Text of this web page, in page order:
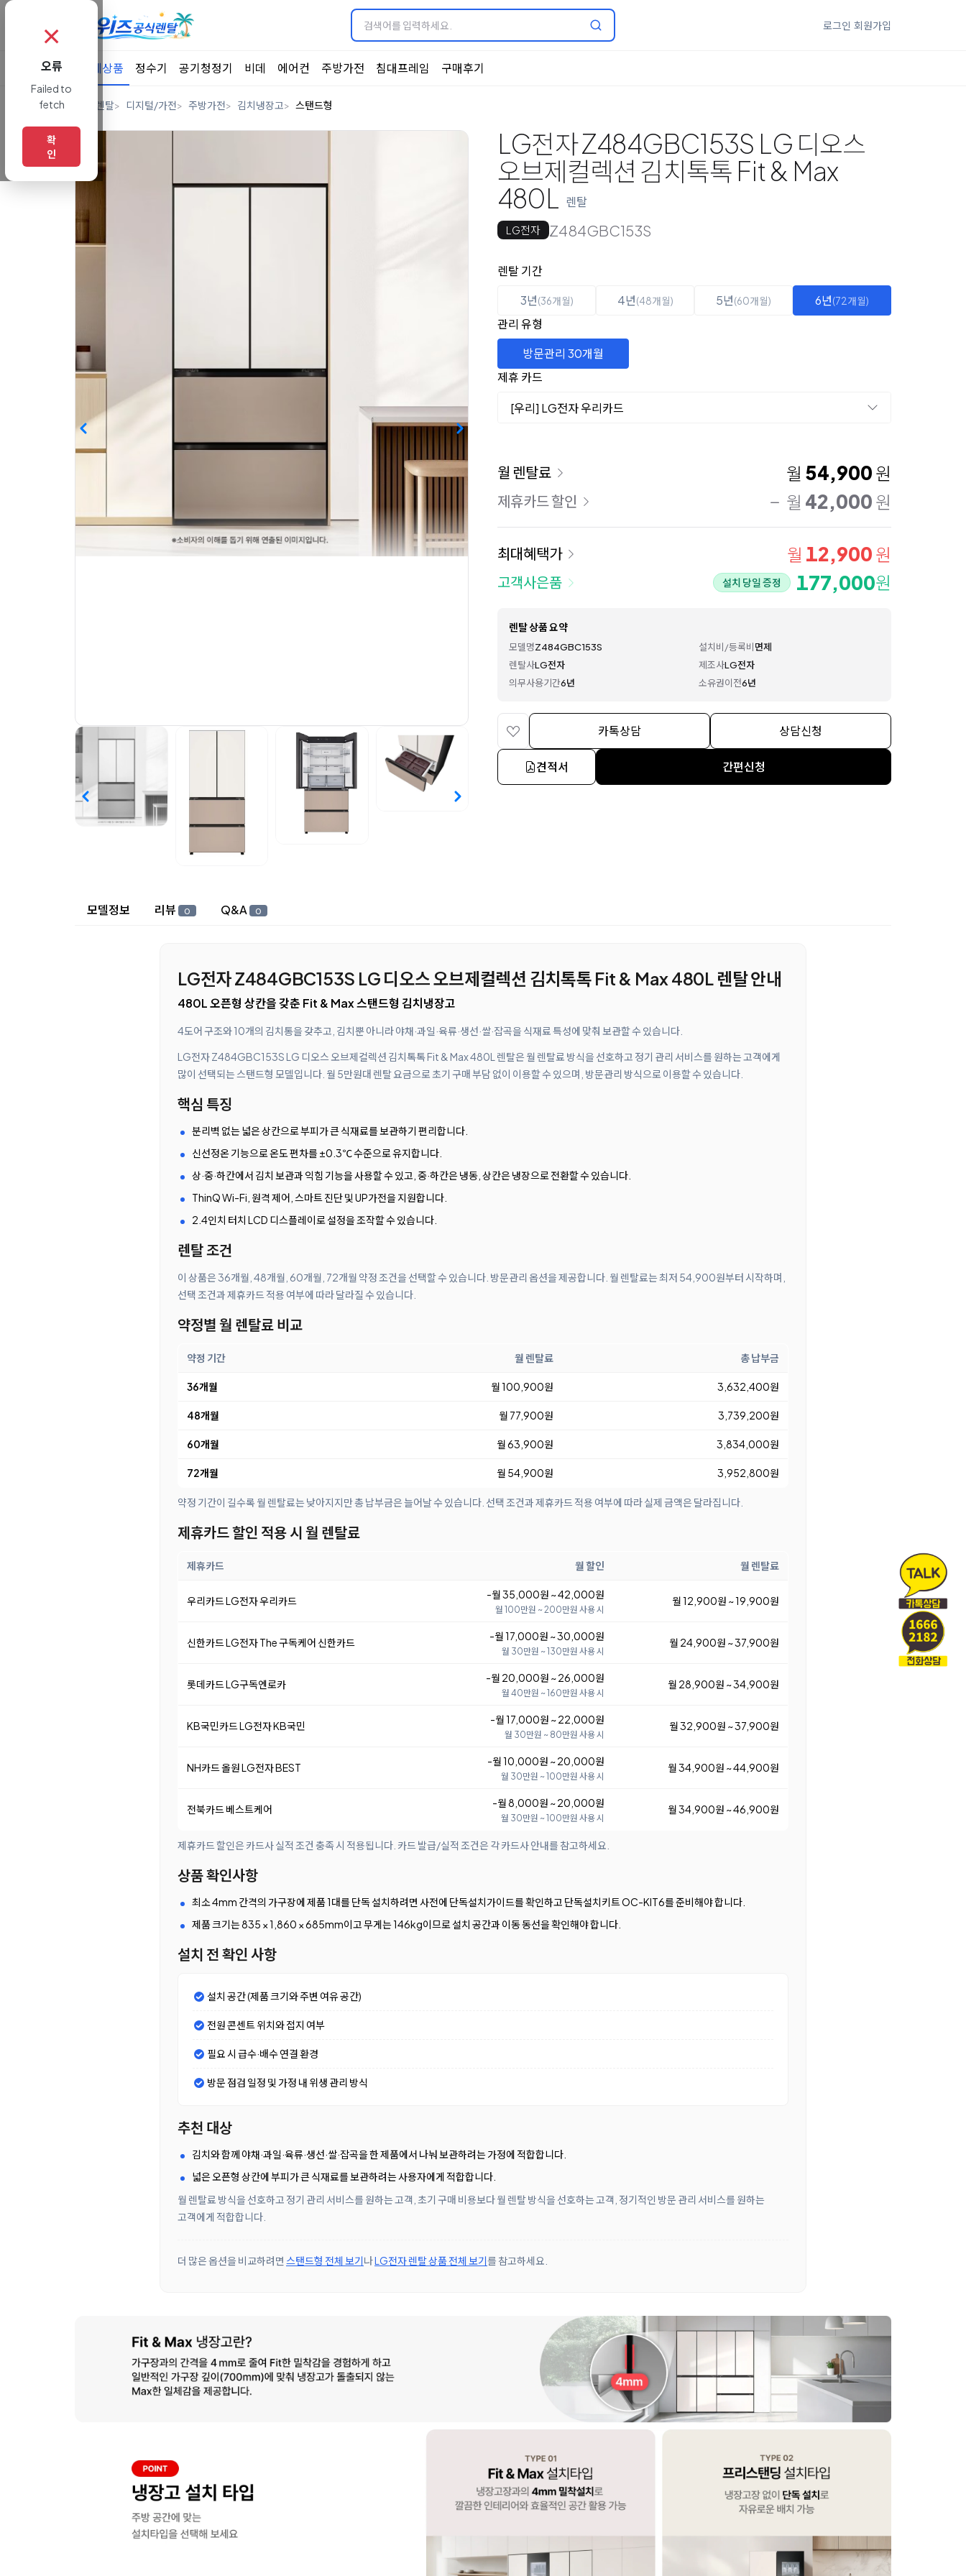
로그인 회원가입
전체상품 정수기 공기청정기 비데 에어컨 주방가전 침대프레임 구매후기
렌탈 디지털/가전 주방가전 김치냉장고 스탠드형
LG전자 Z484GBC153S LG 디오스
오브제컬렉션 김치톡톡 Fit & Max
480L 렌탈
LG전자 Z484GBC153S
옵션 선택
렌탈 선택
렌탈 기간
3년(36개월) 4년(48개월) 5년(60개월) 6년(72개월)
관리 유형
방문관리 30개월
제휴 카드
[우리] LG전자 우리카드
이용 요금
월 렌탈료 월 54,900 원
제휴카드 할인 월 42,000 원
최대혜택가 월 12,900 원
고객사은품 설치 당일 증정 177,000원
렌탈 상품 요약
모델명Z484GBC153S 설치비/등록비면제
렌탈사LG전자 제조사LG전자
의무사용기간6년 소유권이전6년
카톡상담 상담신청
견적서 간편신청
상세 정보
모델정보 리뷰 0 Q&A 0
LG전자 Z484GBC153S LG 디오스 오브제컬렉션 김치톡톡 Fit & Max 480L 렌탈 안내
480L 오픈형 상칸을 갖춘 Fit & Max 스탠드형 김치냉장고
4도어 구조와 10개의 김치통을 갖추고, 김치뿐 아니라 야채·과일·육류·생선·쌀·잡곡을 식재료 특성에 맞춰 보관할 수 있습니다.
LG전자 Z484GBC153S LG 디오스 오브제컬렉션 김치톡톡 Fit & Max 480L 렌탈은 월 렌탈료 방식을 선호하고 정기 관리 서비스를 원하는 고객에게
많이 선택되는 스탠드형 모델입니다. 월 5만원대 렌탈 요금으로 초기 구매 부담 없이 이용할 수 있으며, 방문관리 방식으로 이용할 수 있습니다.
핵심 특징
분리벽 없는 넓은 상칸으로 부피가 큰 식재료를 보관하기 편리합니다.
신선정온 기능으로 온도 편차를 ±0.3℃ 수준으로 유지합니다.
상·중·하칸에서 김치 보관과 익힘 기능을 사용할 수 있고, 중·하칸은 냉동, 상칸은 냉장으로 전환할 수 있습니다.
ThinQ Wi-Fi, 원격 제어, 스마트 진단 및 UP가전을 지원합니다.
2.4인치 터치 LCD 디스플레이로 설정을 조작할 수 있습니다.
렌탈 조건
이 상품은 36개월, 48개월, 60개월, 72개월 약정 조건을 선택할 수 있습니다. 방문관리 옵션을 제공합니다. 월 렌탈료는 최저 54,900원부터 시작하며,
선택 조건과 제휴카드 적용 여부에 따라 달라질 수 있습니다.
약정별 월 렌탈료 비교
약정 기간 월 렌탈료 총 납부금
36개월 월 100,900원 3,632,400원
48개월 월 77,900원 3,739,200원
60개월 월 63,900원 3,834,000원
72개월 월 54,900원 3,952,800원
약정 기간이 길수록 월 렌탈료는 낮아지지만 총 납부금은 늘어날 수 있습니다. 선택 조건과 제휴카드 적용 여부에 따라 실제 금액은 달라집니다.
제휴카드 할인 적용 시 월 렌탈료
제휴카드 월 할인 월 렌탈료
우리카드 LG전자 우리카드 -월 35,000원 ~ 42,000원
월 100만원 ~ 200만원 사용 시
월 12,900원 ~ 19,900원
신한카드 LG전자 The 구독케어 신한카드 -월 17,000원 ~ 30,000원
월 30만원 ~ 130만원 사용 시
월 24,900원 ~ 37,900원
롯데카드 LG구독엔로카 -월 20,000원 ~ 26,000원
월 40만원 ~ 160만원 사용 시
월 28,900원 ~ 34,900원
KB국민카드 LG전자 KB국민 -월 17,000원 ~ 22,000원
월 30만원 ~ 80만원 사용 시
월 32,900원 ~ 37,900원
NH카드 올원 LG전자 BEST -월 10,000원 ~ 20,000원
월 30만원 ~ 100만원 사용 시
월 34,900원 ~ 44,900원
전북카드 베스트케어 -월 8,000원 ~ 20,000원
월 30만원 ~ 100만원 사용 시
월 34,900원 ~ 46,900원
제휴카드 할인은 카드사 실적 조건 충족 시 적용됩니다. 카드 발급/실적 조건은 각 카드사 안내를 참고하세요.
상품 확인사항
최소 4mm 간격의 가구장에 제품 1대를 단독 설치하려면 사전에 단독설치가이드를 확인하고 단독설치키트 OC-KIT6를 준비해야 합니다.
제품 크기는 835 × 1,860 × 685mm이고 무게는 146kg이므로 설치 공간과 이동 동선을 확인해야 합니다.
설치 전 확인 사항
설치 공간 (제품 크기와 주변 여유 공간)
전원 콘센트 위치와 접지 여부
필요 시 급수·배수 연결 환경
방문 점검 일정 및 가정 내 위생 관리 방식
추천 대상
김치와 함께 야채·과일·육류·생선·쌀·잡곡을 한 제품에서 나눠 보관하려는 가정에 적합합니다.
넓은 오픈형 상칸에 부피가 큰 식재료를 보관하려는 사용자에게 적합합니다.
월 렌탈료 방식을 선호하고 정기 관리 서비스를 원하는 고객, 초기 구매 비용보다 월 렌탈 방식을 선호하는 고객, 정기적인 방문 관리 서비스를 원하는
고객에게 적합합니다.
더 많은 옵션을 비교하려면 스탠드형 전체 보기나LG전자 렌탈 상품 전체 보기를 참고하세요.
✗
오류
Failed to
fetch
확
인